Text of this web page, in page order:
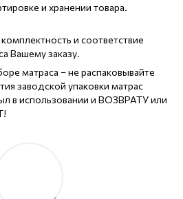
и хранении товара.
и соответствие
Вашему заказу.
матраса – не распаковывайте
заводской упаковки матрас
в использовании и ВОЗВРАТУ или